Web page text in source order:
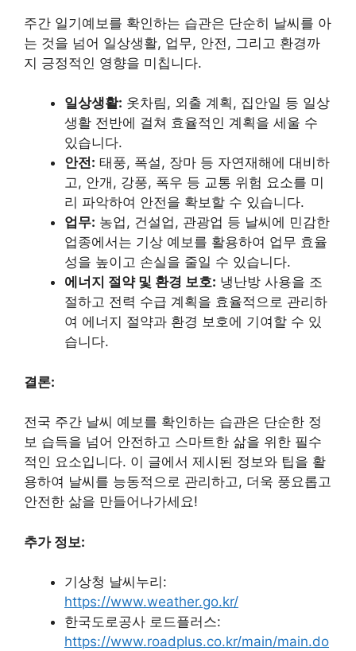
주간 일기예보를 확인하는 습관은 단순히 날씨를 아
는 것을 넘어 일상생활, 업무, 안전, 그리고 환경까
지 긍정적인 영향을 미칩니다.
일상생활: 옷차림, 외출 계획, 집안일 등 일상
생활 전반에 걸쳐 효율적인 계획을 세울 수
있습니다.
안전: 태풍, 폭설, 장마 등 자연재해에 대비하
고, 안개, 강풍, 폭우 등 교통 위험 요소를 미
리 파악하여 안전을 확보할 수 있습니다.
업무: 농업, 건설업, 관광업 등 날씨에 민감한
업종에서는 기상 예보를 활용하여 업무 효율
성을 높이고 손실을 줄일 수 있습니다.
에너지 절약 및 환경 보호: 냉난방 사용을 조
절하고 전력 수급 계획을 효율적으로 관리하
여 에너지 절약과 환경 보호에 기여할 수 있
습니다.
결론:
전국 주간 날씨 예보를 확인하는 습관은 단순한 정
보 습득을 넘어 안전하고 스마트한 삶을 위한 필수
적인 요소입니다. 이 글에서 제시된 정보와 팁을 활
용하여 날씨를 능동적으로 관리하고, 더욱 풍요롭고
안전한 삶을 만들어나가세요!
추가 정보:
기상청 날씨누리:
https://www.weather.go.kr/
한국도로공사 로드플러스:
https://www.roadplus.co.kr/main/main.do